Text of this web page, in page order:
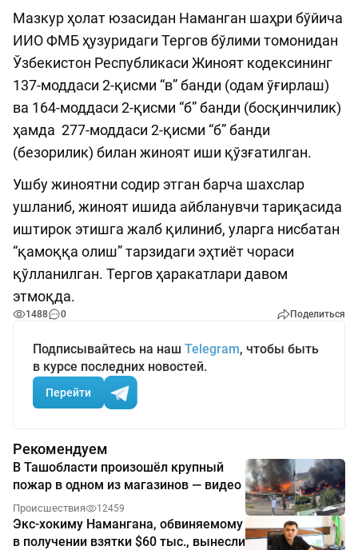
Мазкур ҳолат юзасидан Наманган шаҳри бўйича
ИИО ФМБ ҳузуридаги Тергов бўлими томонидан
Ўзбекистон Республикаси Жиноят кодексининг
137-моддаси 2-қисми “в” банди (одам ўғирлаш)
ва 164-моддаси 2-қисми “б” банди (босқинчилик)
ҳамда 277-моддаси 2-қисми “б” банди
(безорилик) билан жиноят иши қўзғатилган.
Ушбу жиноятни содир этган барча шахслар
ушланиб, жиноят ишида айбланувчи тариқасида
иштирок этишга жалб қилиниб, уларга нисбатан
“қамоққа олиш” тарзидаги эҳтиёт чораси
қўлланилган. Тергов ҳаракатлари давом
этмоқда.
1488 0 Поделиться
Подписывайтесь на наш Telegram, чтобы быть
в курсе последних новостей.
Перейти
Рекомендуем
В Ташобласти произошёл крупный
пожар в одном из магазинов — видео
Происшествия 12459
Экс-хокиму Намангана, обвиняемому
в получении взятки $60 тыс., вынесли